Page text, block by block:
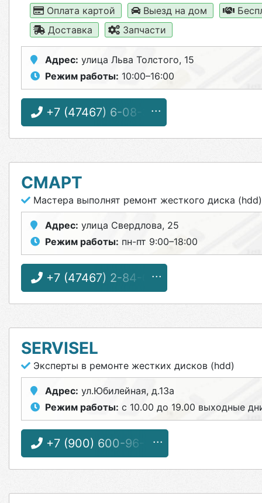
Оплата картой Выезд на дом
Доставка
Запчасти
Адрес: улица Льва Толстого, 15
Режим работы: 10:00–16:00
+7 (47467) 6-08-32
СМАРТ
Мастера выполнят ремонт жесткого диска
Адрес: улица Свердлова, 25
Режим работы: пн-пт 9:00–18:00
+7 (47467) 2-84-00
SERVISEL
Эксперты в ремонте жестких дисков (hdd)
Адрес: ул.Юбилейная, д.13а
Режим работы: с 10.00 до 19.00 выходные
+7 (900) 600-96-55